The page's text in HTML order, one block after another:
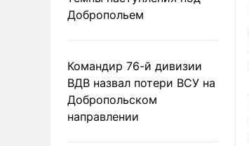
Добропольем
Командир 76-й дивизии
ВДВ назвал потери ВСУ на
Добропольском
направлении